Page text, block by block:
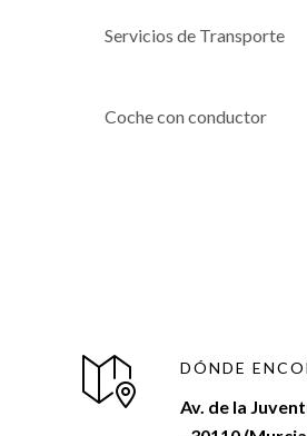
Servicios de Transporte
Coche con conductor
DÓNDE
Av. de la